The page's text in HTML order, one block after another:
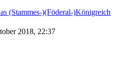
(Stammes-)(Föderal-)Königreich
2018, 22:37